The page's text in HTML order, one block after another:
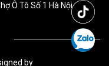
Ô Tô Số 1 Hà Nội
by